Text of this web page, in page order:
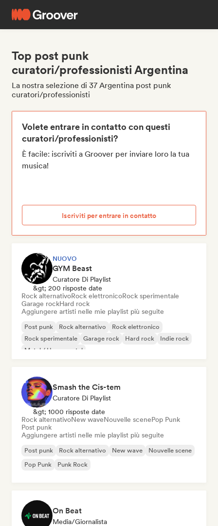
Top post punk
curatori/professionisti Argentina
La nostra selezione di 37 Argentina post punk
curatori/professionisti
Volete entrare in contatto con questi
curatori/professionisti?
È facile: iscriviti a Groover per inviare loro la tua
musica!
Iscriviti per entrare in contatto
NUOVO
GYM Beast
Curatore Di Playlist
&gt; 200 risposte date
Rock alternativoRock elettronicoRock sperimentale
Garage rockHard rock
Aggiungere artisti nelle mie playlist più seguite
Post punk Rock alternativo
Rock elettronico
Rock sperimentale
Garage rock Hard rock
Indie rock
Metal / Heavy metal
Smash the Cis-tem
Curatore Di Playlist
&gt; 1000 risposte date
Rock alternativoNew waveNouvelle scenePop Punk
Post punk
Aggiungere artisti nelle mie playlist più seguite
Post punk Rock alternativo New wave
Nouvelle scene
Pop Punk
Punk Rock
On Beat
Media/Giornalista